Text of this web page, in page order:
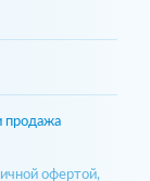
продажа
офертой,